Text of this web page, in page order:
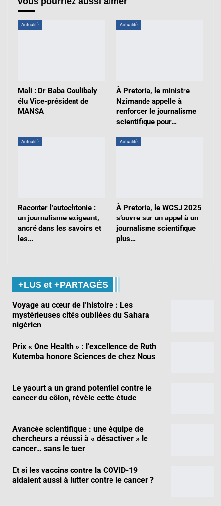
Actualité
Mali : Dr Baba Coulibaly
élu Vice-président de
MANSA
Actualité
À Pretoria, le ministre
Nzimande appelle à
renforcer le journalisme
scientifique pour…
Actualité
Raconter l’autochtonie :
un journalisme exigeant,
ancré dans les savoirs et
les…
Actualité
À Pretoria, le WCSJ 2025
s’ouvre sur un appel à un
journalisme scientifique
plus…
+LUS et +PARTAGÉS
Voyage au cœur de l’histoire : Les
mystérieuses cités oubliées du Sahara
nigérien
Prix « One Health » : l’excellence de Ruth
Kutemba honore Sciences de chez Nous
Le yaourt a un grand potentiel contre le
cancer du côlon, révèle cette étude
Avancée scientifique : une équipe de
chercheurs a réussi à « désactiver » le
cancer… sans le tuer
Et si les vaccins contre la COVID-19
aidaient aussi à lutter contre le cancer ?